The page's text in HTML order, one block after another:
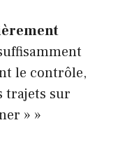
le contrôle,
trajets sur
» »